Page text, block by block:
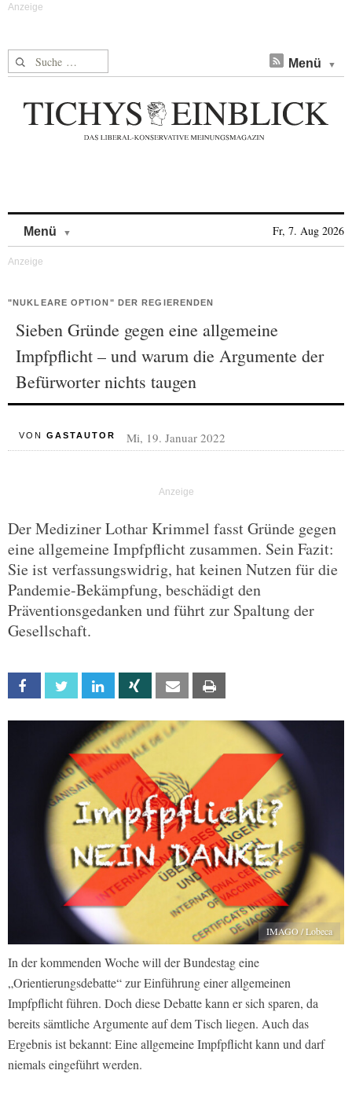
Suche nach: Menü
Menü Fr, 7. Aug 2026
"NUKLEARE OPTION" DER REGIERENDEN
Sieben Gründe gegen eine allgemeine
Impfpflicht – und warum die Argumente der
Befürworter nichts taugen
VON GASTAUTOR Mi, 19. Januar 2022
Der Mediziner Lothar Krimmel fasst Gründe gegen
eine allgemeine Impfpflicht zusammen. Sein Fazit:
Sie ist verfassungswidrig, hat keinen Nutzen für die
Pandemie-Bekämpfung, beschädigt den
Präventionsgedanken und führt zur Spaltung der
Gesellschaft.
Facebook Twitter Linkedin Xing Email
IMAGO / Lobeca
In der kommenden Woche will der Bundestag eine
„Orientierungsdebatte“ zur Einführung einer allgemeinen
Impfpflicht führen. Doch diese Debatte kann er sich sparen, da
bereits sämtliche Argumente auf dem Tisch liegen. Auch das
Ergebnis ist bekannt: Eine allgemeine Impfpflicht kann und darf
niemals eingeführt werden.